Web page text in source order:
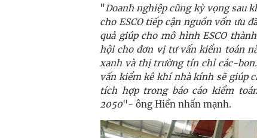
"Doanh nghiệp cũng kỳ vọng sau
cho ESCO tiếp cận nguồn vốn ưu
quả giúp cho mô hình ESCO
hội cho đơn vị tư vấn kiểm toán
xanh và thị trường tín chỉ các-
vấn kiểm kê khí nhà kính sẽ giúp
tích hợp trong báo cáo kiểm
2050"- ông Hiền nhấn mạnh.